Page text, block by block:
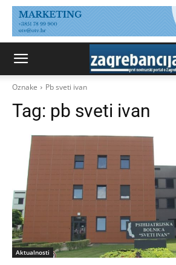
Oznake Pb sveti ivan
Tag: pb sveti ivan
Aktualnosti